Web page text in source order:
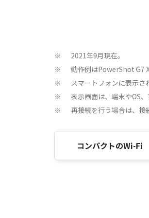
※ 2021年9月現在。
※ 動作例はPowerShot G7
※ スマートフォンに表示
※ 表示画面は、端末やOS
※ 再接続を行う場合は、接
コンパクトのWi-Fi